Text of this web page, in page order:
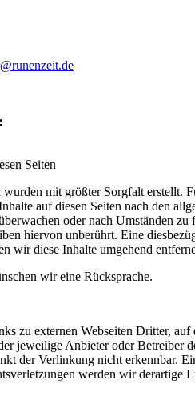
Seiten
wurden mit größter Sorgfalt
auf diesen Seiten nach den
oder nach Umständen
hiervon unberührt. Eine
wir diese Inhalte umgehend
wir eine Rücksprache.
zu externen Webseiten Dritter,
jeweilige Anbieter oder
der Verlinkung nicht erkennbar.
werden wir derartige